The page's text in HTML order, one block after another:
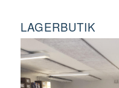
LAGERBUTIK